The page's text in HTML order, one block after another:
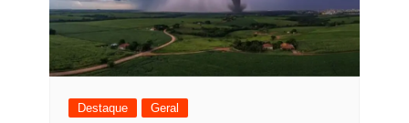
Destaque Geral